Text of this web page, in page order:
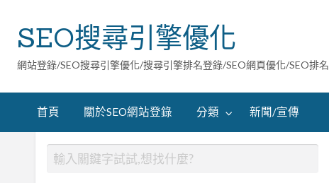
SEO搜尋引擎優化
網站登錄/SEO搜尋引擎優化/搜尋引擎排名登錄/SEO網頁優化/SEO排名
首頁 關於SEO網站登錄 分類 新聞/宣傳